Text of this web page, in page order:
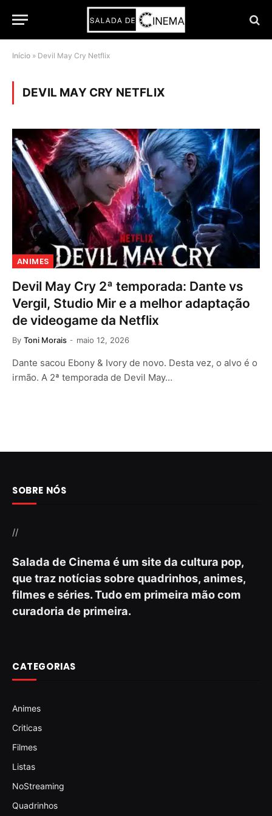
Início » Devil May Cry Netflix
DEVIL MAY CRY NETFLIX
ANIMES
Devil May Cry 2ª temporada: Dante vs
Vergil, Studio Mir e a melhor adaptação
de videogame da Netflix
By Toni Morais maio 12, 2026
Dante sacou Ebony & Ivory de novo. Desta vez, o alvo é o
irmão. A 2ª temporada de Devil May…
SOBRE NÓS
//
Salada de Cinema é um site da cultura pop,
que traz notícias sobre quadrinhos, animes,
filmes e séries. Tudo em primeira mão com
curadoria de primeira.
CATEGORIAS
Animes
Criticas
Filmes
Listas
NoStreaming
Quadrinhos